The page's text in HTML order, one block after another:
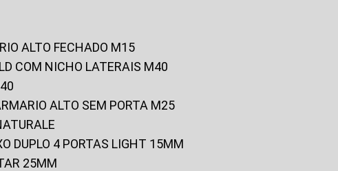
ALTO FECHADO M15
COM NICHO LATERAIS M40
ARMARIO ALTO SEM PORTA M25
DUPLO 4 PORTAS LIGHT 15MM
25MM